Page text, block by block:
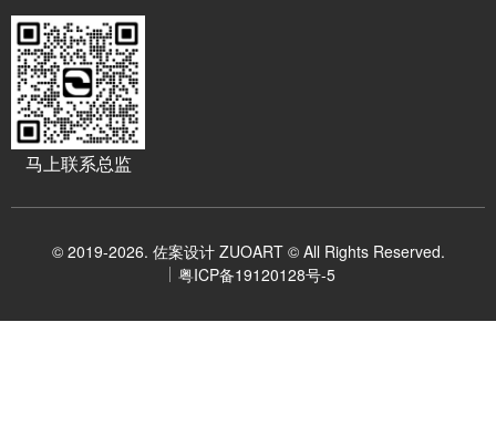
马上联系总监
© 2019-2026. 佐案设计 ZUOART © All Rights Reserved.
粤ICP备19120128号-5